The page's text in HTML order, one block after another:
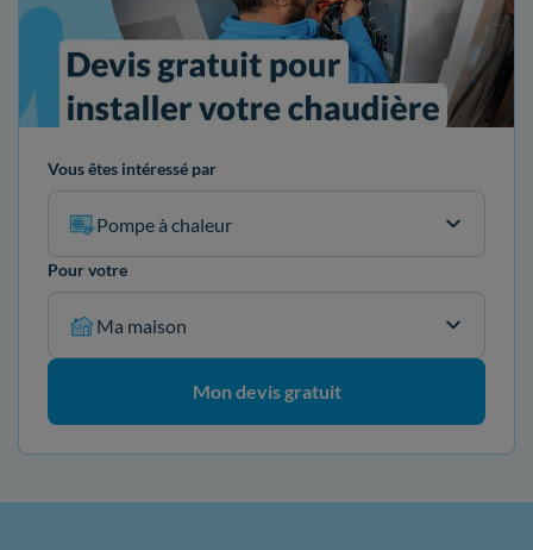
Vous êtes intéressé par
Pompe à chaleur
Pour votre
Ma maison
Mon devis gratuit